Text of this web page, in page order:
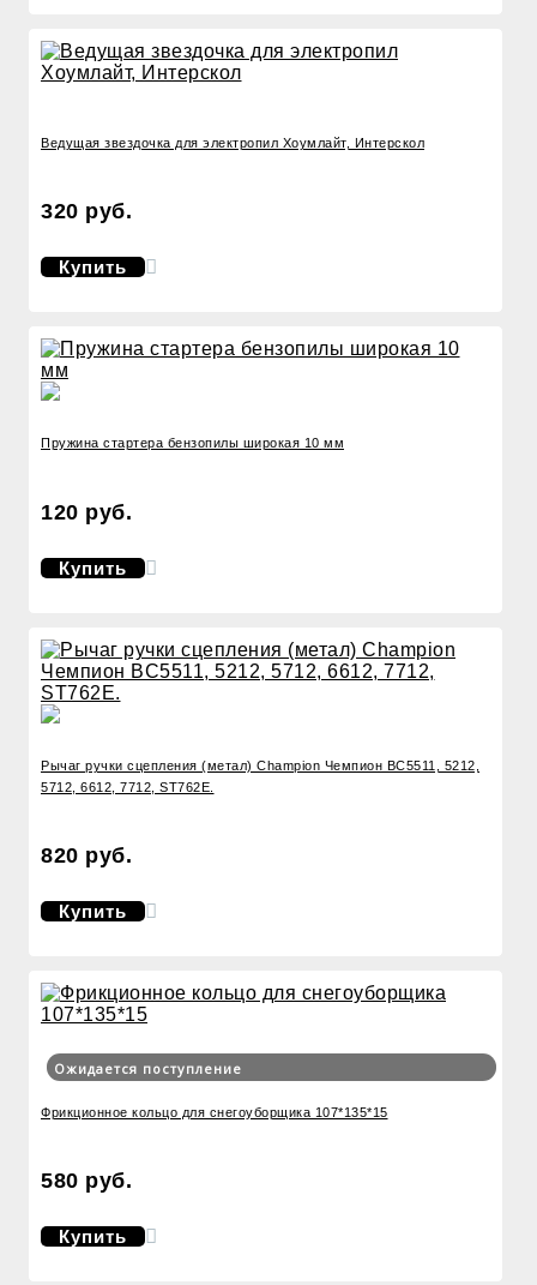
Ведущая звездочка для электропил Хоумлайт, Интерскол
320 руб.
Купить
Пружина стартера бензопилы широкая 10 мм
120 руб.
Купить
Рычаг ручки сцепления (метал) Champion Чемпион BC5511, 5212,
5712, 6612, 7712, ST762E.
820 руб.
Купить
Ожидается поступление
Фрикционное кольцо для снегоуборщика 107*135*15
580 руб.
Купить